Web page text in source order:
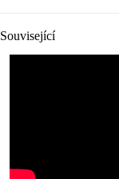
Související